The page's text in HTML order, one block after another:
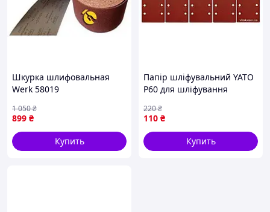
Шкурка шлифовальная
Werk 58019
899 ₴
1 050₴
Купить
Папір шліфувальний YATO
Р60 для шліфування
универсальный материал
5 шт
110 ₴
220₴
Купить